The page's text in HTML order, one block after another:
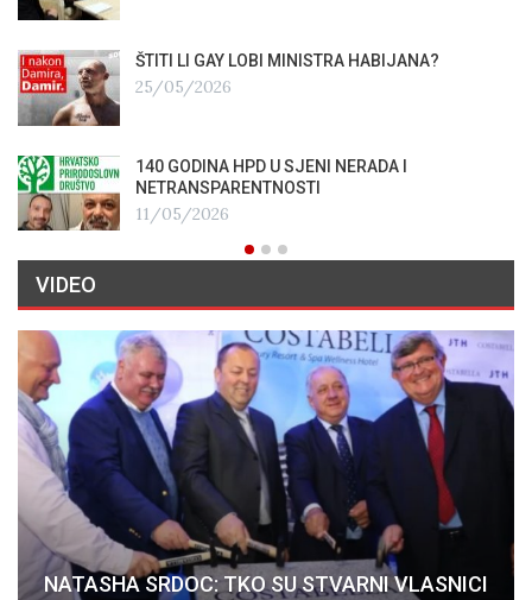
ŠTITI LI GAY LOBI MINISTRA HABIJANA?
25/05/2026
140 GODINA HPD U SJENI NERADA I
NETRANSPARENTNOSTI
11/05/2026
VIDEO
NATASHA SRDOC: TKO SU STVARNI VLASNICI